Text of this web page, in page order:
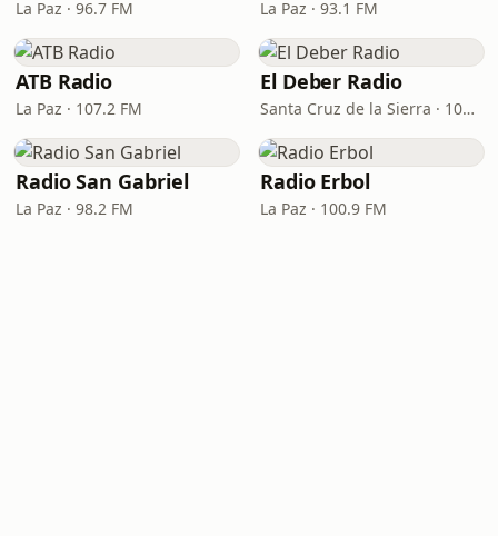
La Paz · 96.7 FM La Paz · 93.1 FM
ATB Radio
La Paz · 107.2 FM
El Deber Radio
Santa Cruz de la Sierra · 103.3 FM
Radio San Gabriel
La Paz · 98.2 FM
Radio Erbol
La Paz · 100.9 FM